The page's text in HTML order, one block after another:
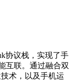
协议栈，实现了手
互联。通过融合双
术，以及手机运